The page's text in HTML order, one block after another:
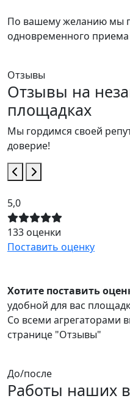
По вашему желанию мы
одновременного приема
Отзывы
Отзывы на
площадках
Мы гордимся своей
доверие!
5,0
133 оценки
Поставить оценку
Хотите поставить
удобной для вас
Со всеми агрегаторами
странице "Отзывы"
До/после
Работы наших